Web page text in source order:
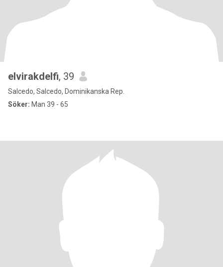
elvirakdelfi, 39
Salcedo, Salcedo, Dominikanska Rep.
Söker: Man 39 - 65